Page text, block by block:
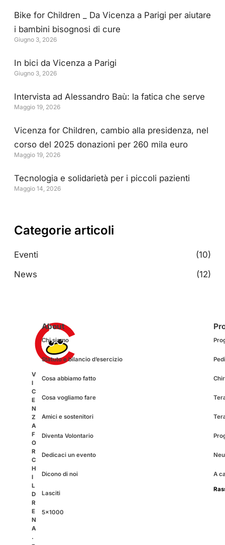
Bike for Children _ Da Vicenza a Parigi per aiutare
i bambini bisognosi di cure
Giugno 3, 2026
In bici da Vicenza a Parigi
Giugno 3, 2026
Intervista ad Alessandro Baù: la fatica che serve
Maggio 19, 2026
Vicenza for Children, cambio alla presidenza, nel
corso del 2025 donazioni per 260 mila euro
Maggio 19, 2026
Tecnologia e solidarietà per i piccoli pazienti
Maggio 14, 2026
Categorie articoli
Eventi
(10)
News
(12)
V
I
C
E
N
Z
A
F
O
R
C
H
I
L
D
R
E
N
A
.
About
Chi siamo
Statuto e bilancio d’esercizio
Cosa abbiamo fatto
Cosa vogliamo fare
Amici e sostenitori
Diventa Volontario
Dedicaci un evento
Dicono di noi
Lasciti
5×1000
A